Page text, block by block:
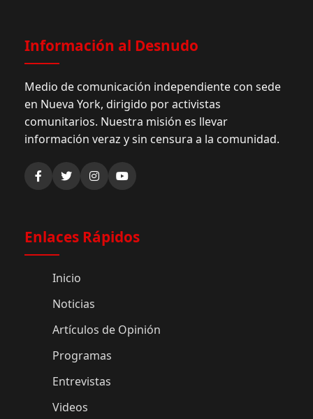
Información al Desnudo
Medio de comunicación independiente con sede
en Nueva York, dirigido por activistas
comunitarios. Nuestra misión es llevar
información veraz y sin censura a la comunidad.
Enlaces Rápidos
Inicio
Noticias
Artículos de Opinión
Programas
Entrevistas
Videos